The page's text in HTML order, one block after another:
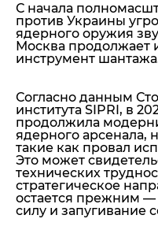
С начала
против Украины
ядерного оружия
Москва продолжает
инструмент
Согласно данным
института SIPRI, в
продолжила
ядерного арсенала,
такие как провал
Это может
технических
стратегическое
остается прежним —
силу и запугивание